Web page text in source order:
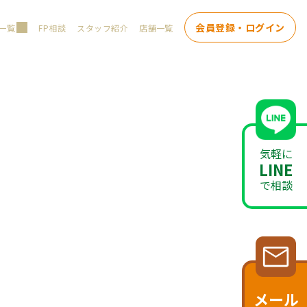
覧 FP相談 スタッフ紹介 店舗一覧 会員登録・ログイン
気軽に
LINE
で相談
メール